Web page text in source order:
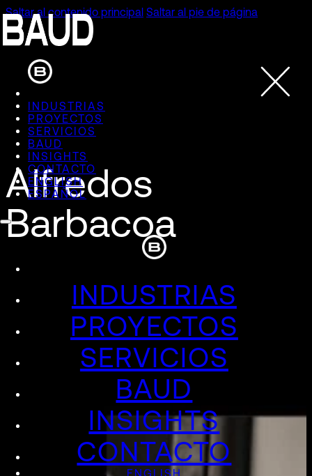
Saltar al contenido principal Saltar al pie de página
INDUSTRIAS
PROYECTOS
SERVICIOS
BAUD
INSIGHTS
CONTACTO
ENGLISH
ESPAÑOL
INDUSTRIAS
PROYECTOS
SERVICIOS
BAUD
INSIGHTS
CONTACTO
ENGLISH
Alfredos
Barbacoa